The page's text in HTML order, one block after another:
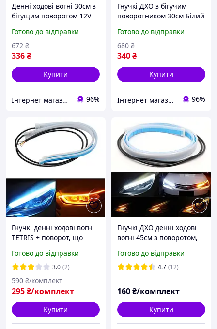
Денні ходові вогні 30см з
бігущим поворотом 12V
Жовтий, Гнучкий дхо на
авто
Готово до відправки
336₴
672 ₴
Купити
Інтернет магазин WOWShop 96%
Гнучкі ДХО з бігучим
поворотником 30см Білий
ходові вогні універсальні
Готово до відправки
340₴
680 ₴
Купити
Інтернет магазин WOWShop 96%
Гнучкі денні ходові вогні
TETRIS + поворот, що
(колір білий, жовтий)
Готово до відправки
3.0 (2)
295₴/комплект
590 ₴/комплект
Купити
Гнучкі ДХО денні ходові
вогні 45см з поворотом,
2-шт)
Готово до відправки
4.7 (12)
160₴/комплект
Купити